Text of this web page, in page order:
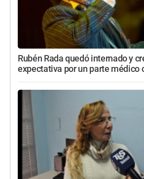
Rubén Rada quedó internado y
expectativa por un parte médico